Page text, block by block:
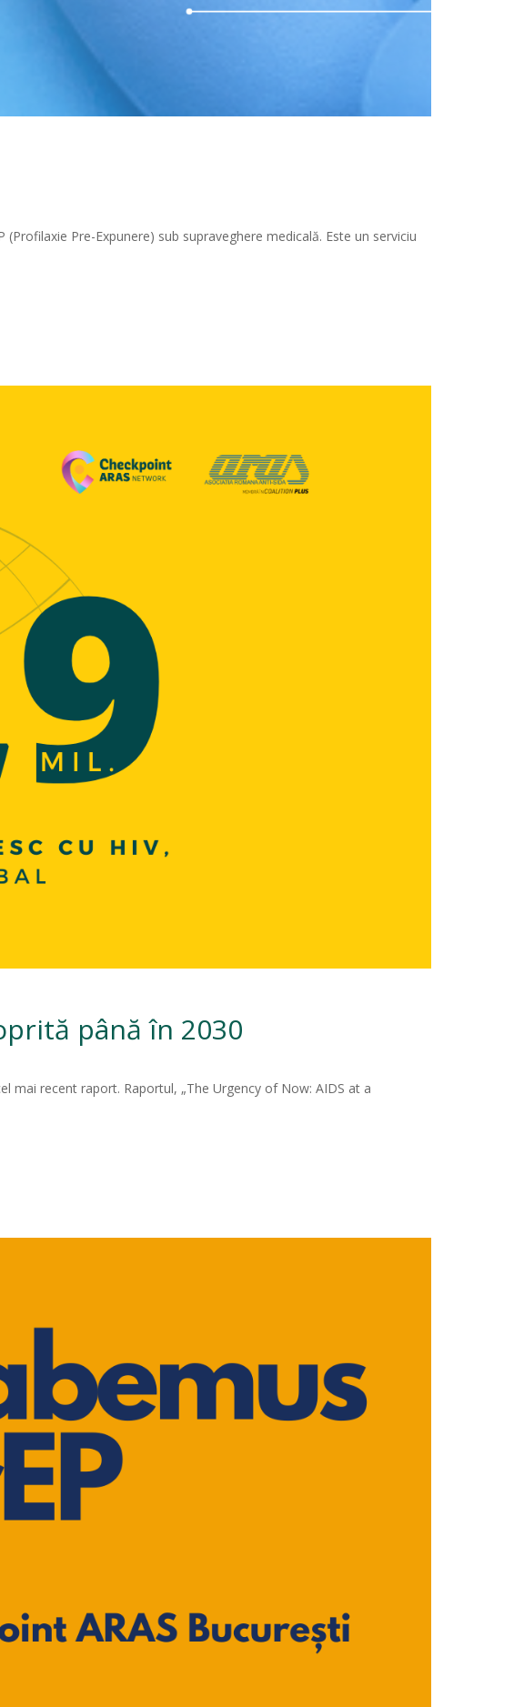
Pre-Expunere) sub supraveghere medicală. Este un serviciu
până în 2030
mai recent raport. Raportul, „The Urgency of Now: AIDS at a